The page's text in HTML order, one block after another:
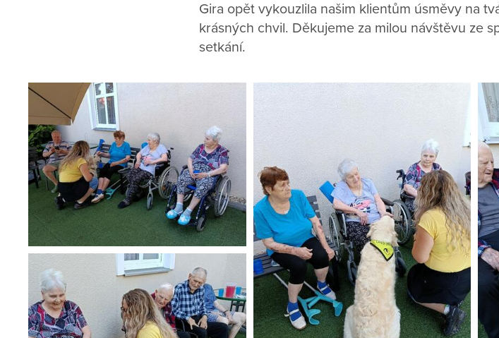
Gira opět vykouzlila našim klientům úsměvy na
krásných chvil. Děkujeme za milou návštěvu ze
setkání.